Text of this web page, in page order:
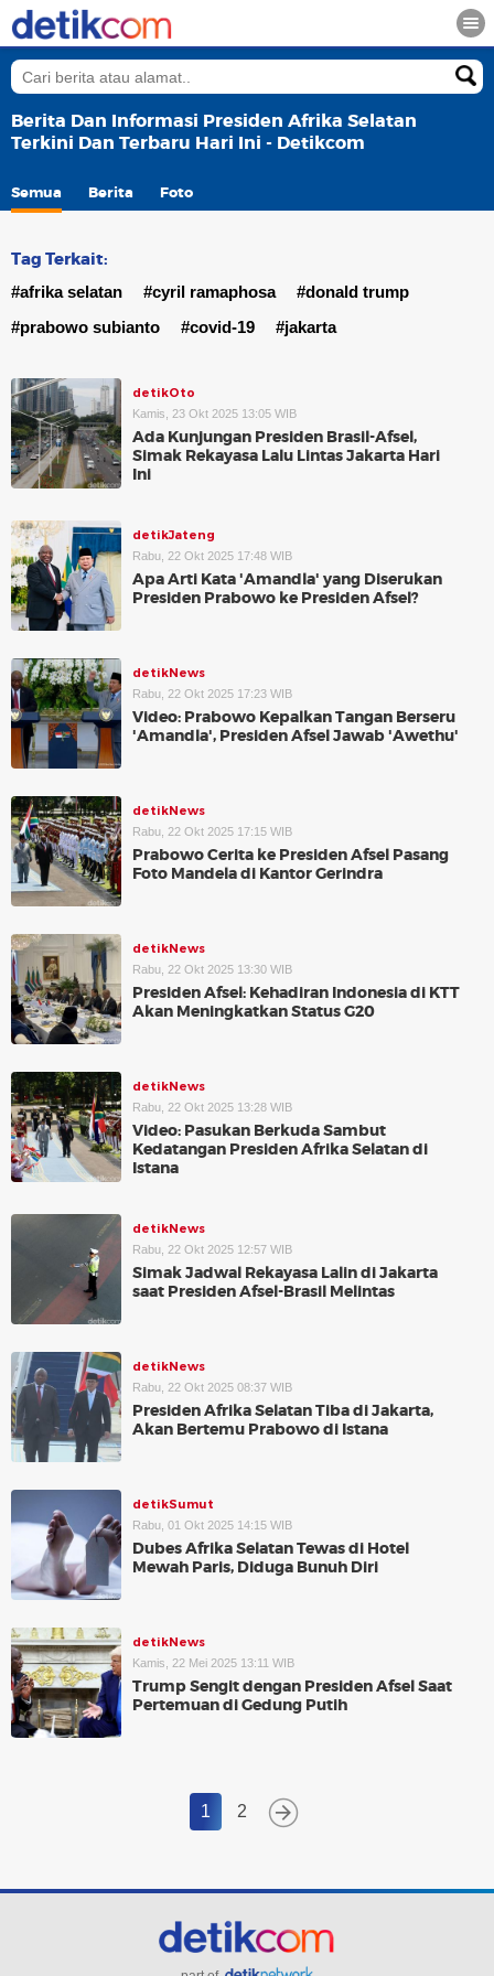
Berita Dan Informasi Presiden Afrika Selatan
Terkini Dan Terbaru Hari Ini - Detikcom
Semua Berita Foto
Tag Terkait:
#afrika selatan #cyril ramaphosa
#donald trump
#prabowo subianto
#covid-19 #jakarta
detikOto
Kamis, 23 Okt 2025 13:05 WIB
Ada Kunjungan Presiden Brasil-Afsel,
Simak Rekayasa Lalu Lintas Jakarta Hari
Ini
detikJateng
Rabu, 22 Okt 2025 17:48 WIB
Apa Arti Kata 'Amandla' yang Diserukan
Presiden Prabowo ke Presiden Afsel?
detikNews
Rabu, 22 Okt 2025 17:23 WIB
Video: Prabowo Kepalkan Tangan Berseru
'Amandla', Presiden Afsel Jawab 'Awethu'
detikNews
Rabu, 22 Okt 2025 17:15 WIB
Prabowo Cerita ke Presiden Afsel Pasang
Foto Mandela di Kantor Gerindra
detikNews
Rabu, 22 Okt 2025 13:30 WIB
Presiden Afsel: Kehadiran Indonesia di KTT
Akan Meningkatkan Status G20
detikNews
Rabu, 22 Okt 2025 13:28 WIB
Video: Pasukan Berkuda Sambut
Kedatangan Presiden Afrika Selatan di
Istana
detikNews
Rabu, 22 Okt 2025 12:57 WIB
Simak Jadwal Rekayasa Lalin di Jakarta
saat Presiden Afsel-Brasil Melintas
detikNews
Rabu, 22 Okt 2025 08:37 WIB
Presiden Afrika Selatan Tiba di Jakarta,
Akan Bertemu Prabowo di Istana
detikSumut
Rabu, 01 Okt 2025 14:15 WIB
Dubes Afrika Selatan Tewas di Hotel
Mewah Paris, Diduga Bunuh Diri
detikNews
Kamis, 22 Mei 2025 13:11 WIB
Trump Sengit dengan Presiden Afsel Saat
Pertemuan di Gedung Putih
1 2